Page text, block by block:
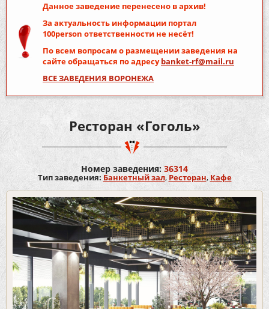
Данное заведение перенесено в архив!
За актуальность информации портал
100person ответственности не несёт!
По всем вопросам о размещении заведения на
сайте обращаться по адресуbanket-rf@mail.ru
ВСЕ ЗАВЕДЕНИЯ ВОРОНЕЖА
Ресторан «Гоголь»
Номер заведения: 36314
Тип заведения: Банкетный зал, Ресторан, Кафе